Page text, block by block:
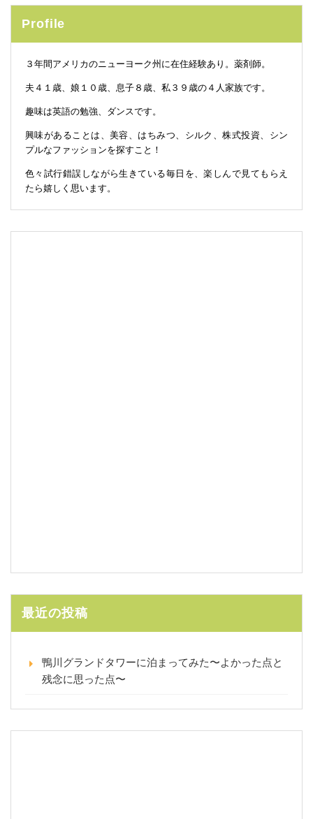
Profile
３年間アメリカのニューヨーク州に在住経験あり。薬剤師。
夫４１歳、娘１０歳、息子８歳、私３９歳の４人家族です。
趣味は英語の勉強、ダンスです。
興味があることは、美容、はちみつ、シルク、株式投資、シン
プルなファッションを探すこと！
色々試行錯誤しながら生きている毎日を、楽しんで見てもらえ
たら嬉しく思います。
最近の投稿
鴨川グランドタワーに泊まってみた〜よかった点と
残念に思った点〜